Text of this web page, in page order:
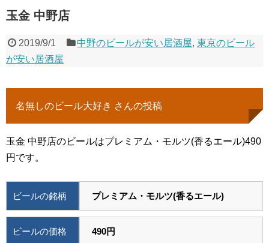
玉金 中野店
2019/9/1 中野のビールが安い居酒屋,東京のビール
が安い居酒屋
名無しのビール大好き さんの投稿
玉金 中野店のビールはプレミアム・モルツ(香るエール)490
円です。
ビールの銘柄 プレミアム・モルツ(香るエール)
ビールの価格 490円